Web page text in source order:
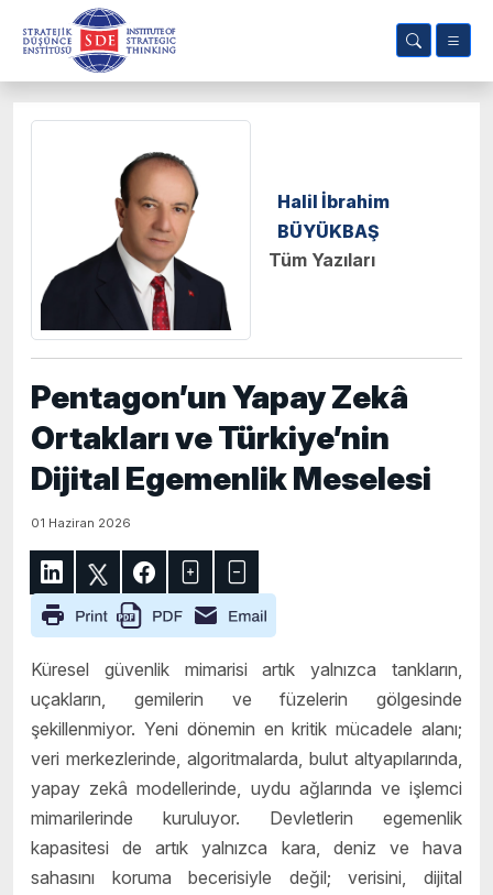
Halil İbrahim
BÜYÜKBAŞ
Tüm Yazıları
Pentagon’un Yapay Zekâ
Ortakları ve Türkiye’nin
Dijital Egemenlik Meselesi
01 Haziran 2026
Küresel güvenlik mimarisi artık yalnızca tankların,
uçakların, gemilerin ve füzelerin gölgesinde
şekillenmiyor. Yeni dönemin en kritik mücadele alanı;
veri merkezlerinde, algoritmalarda, bulut altyapılarında,
yapay zekâ modellerinde, uydu ağlarında ve işlemci
mimarilerinde kuruluyor. Devletlerin egemenlik
kapasitesi de artık yalnızca kara, deniz ve hava
sahasını koruma becerisiyle değil; verisini, dijital